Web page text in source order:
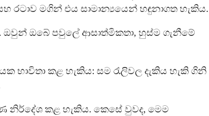
මගින් එය සාමාන්‍යයෙන් හඳුනාගත හැකිය.
ඔබේ පවුලේ ආසාත්මිකතා, හුස්ම ගැනීමේ
කළ හැකිය: සම රැලිවල දැකිය හැකි ගිනි
නිර්දේශ කළ හැකිය. කෙසේ වුවද, මෙම